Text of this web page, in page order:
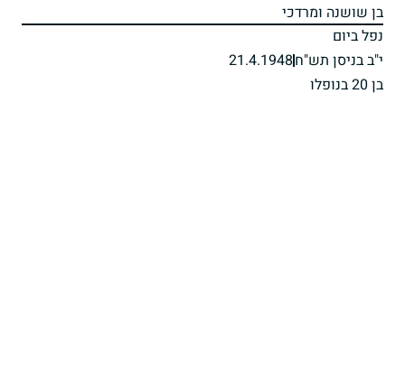
בן שושנה ומרדכי
נפל ביום
י"ב בניסן תש"ח21.4.1948
בן 20 בנופלו